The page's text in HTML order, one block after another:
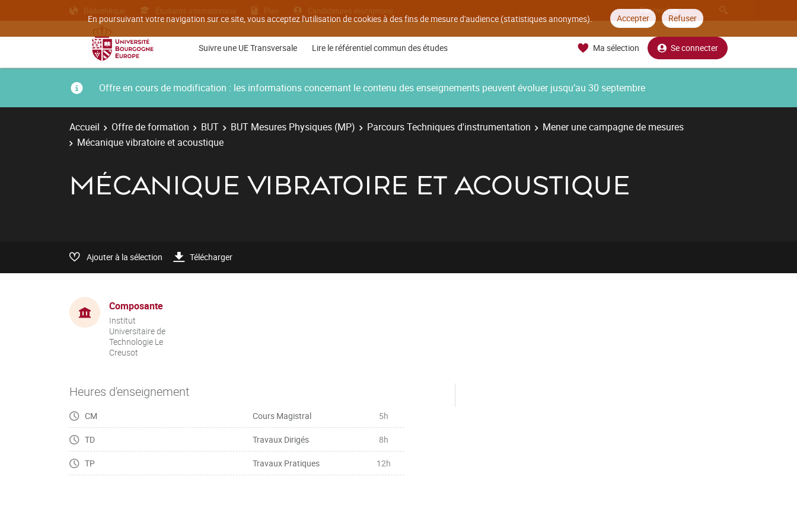
En poursuivant votre navigation sur ce site, vous acceptez l'utilisation de cookies à des fins de mesure d'audience (statistiques anonymes). Accepter Refuser
Bibliothèque Etudiants internationaux Plan Candidatures inscriptions
Suivre une UE Transversale Lire le référentiel commun des études Ma sélection Se connecter
Offre en cours de modification : les informations concernant le contenu des enseignements peuvent évoluer jusqu’au 30 septembre
Accueil Offre de formation BUT BUT Mesures Physiques (MP) Parcours Techniques d'instrumentation
Mener une campagne de mesures
Mécanique vibratoire et acoustique
MÉCANIQUE VIBRATOIRE ET ACOUSTIQUE
Ajouter à la sélection Télécharger
Composante
Institut
Universitaire de
Technologie Le
Creusot
Heures d'enseignement
CM Cours Magistral 5h
TD Travaux Dirigés 8h
TP Travaux Pratiques 12h